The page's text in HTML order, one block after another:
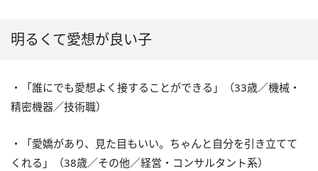
明るくて愛想が良い子
・「誰にでも愛想よく接することができる」（33歳／機械・
精密機器／技術職）
・「愛嬌があり、見た目もいい。ちゃんと自分を引き立てて
くれる」（38歳／その他／経営・コンサルタント系）